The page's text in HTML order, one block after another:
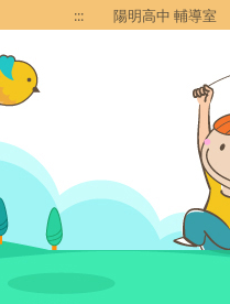
::: 陽明高中 輔導室